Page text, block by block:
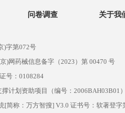
问卷调查 关于我
)字第072号
)网药械信息备字（2023）第 00470 号
号：0108284
计划资助项目（编号：2006BAH03B01
[简称：万方智搜] V3.0 证书号：软著登字